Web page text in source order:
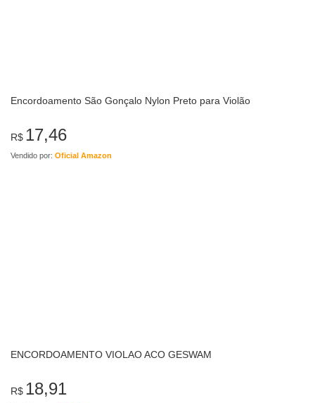
Encordoamento São Gonçalo Nylon Preto para Violão
R$ 17,46
Vendido por: Oficial Amazon
ENCORDOAMENTO VIOLAO ACO GESWAM
R$ 18,91